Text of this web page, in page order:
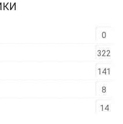
0
322
141
8
14